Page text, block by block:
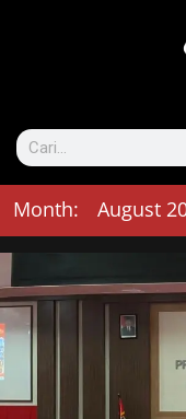
Month: August